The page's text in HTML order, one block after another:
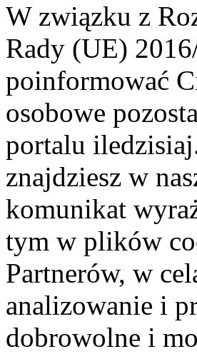
W związku z
Rady (UE)
poinformować
osobowe
portalu
znajdziesz w
komunikat
tym w plików
Partnerów, w
analizowanie i
dobrowolne i